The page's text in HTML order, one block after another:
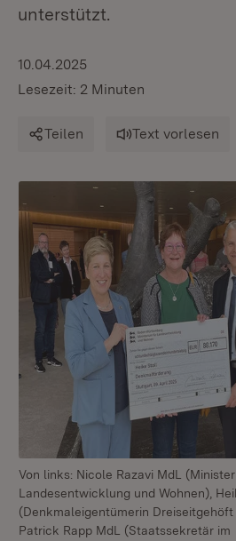
unterstützt.
10.04.2025
Lesezeit: 2 Minuten
Teilen Text vorlesen
Von links: Nicole Razavi MdL
Landesentwicklung und Wohnen),
(Denkmaleigentümerin Dreiseitgehöft
Patrick Rapp MdL (Staatssekretär im